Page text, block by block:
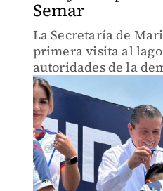
Semar
La Secretaría de
primera visita al
autoridades de la